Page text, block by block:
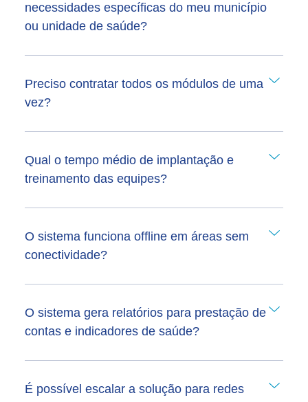
necessidades específicas do meu município
ou unidade de saúde?
Preciso contratar todos os módulos de uma
vez?
Qual o tempo médio de implantação e
treinamento das equipes?
O sistema funciona offline em áreas sem
conectividade?
O sistema gera relatórios para prestação de
contas e indicadores de saúde?
É possível escalar a solução para redes